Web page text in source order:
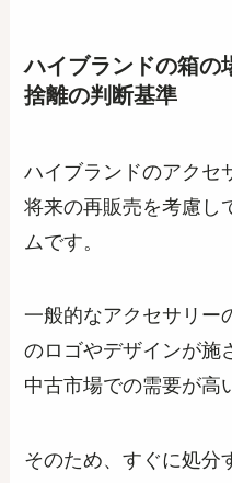
ハイブランドの箱の
捨離の判断基準
ハイブランドのアクセ
将来の再販売を考慮し
ムです。
一般的なアクセサリー
のロゴやデザインが施
中古市場での需要が高
そのため、すぐに処分